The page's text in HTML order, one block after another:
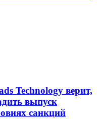
Technology верит,
выпуск
санкций